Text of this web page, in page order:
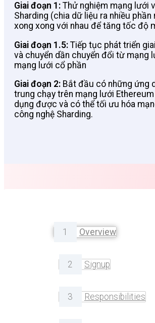
Giai đoạn 1: Thử nghiệm mạng lưới
Sharding (chia dữ liệu ra nhiều phần
xong xong với nhau để tăng tốc độ
Giai đoạn 1.5: Tiếp tục phát triển
và chuyển dần chuyển đổi từ mạng
mạng lưới cổ phần
Giai đoạn 2: Bắt đầu có những ứng
trung chạy trên mạng lưới
dụng được và có thể tối ưu hóa
công nghệ Sharding.
1 Overview
2 Signup
3 Responsibilities